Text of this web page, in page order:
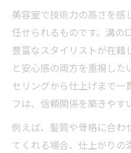
美容室で技術力の高さを感
任せられるものです。溝の
豊富なスタイリストが在籍
と安心感の両方を重視した
セリングから仕上げまで一
フは、信頼関係を築きやす
例えば、髪質や骨格に合わ
てくれる場合、仕上がりの